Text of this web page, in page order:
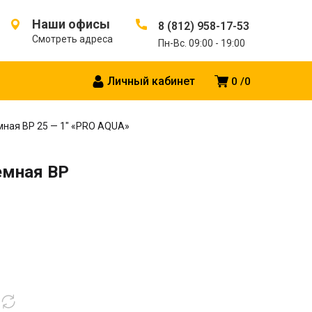
Наши офисы
Смотреть адреса
8 (812) 958-17-53
Пн-Вс. 09:00 - 19:00
0 0
Личный кабинет
BP 25 — 1″ «PRO AQUA»
BP